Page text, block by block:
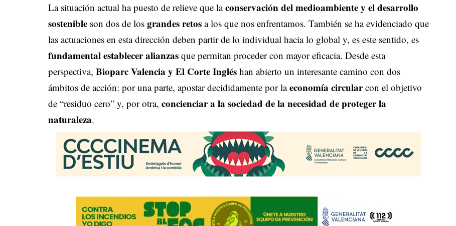
La situación actual ha puesto de relieve que laconservación del medioambiente y el desarrollo
sostenible son dos de losgrandes retos a los que nos enfrentamos. También se ha evidenciado que
las actuaciones en esta dirección deben partir de lo individual hacia lo global y, es este sentido, es
fundamental establecer alianzas que permitan proceder con mayor eficacia. Desde esta
perspectiva,BioparcValencia y El Corte Inglés han abierto un interesante camino con dos
ámbitos de acción: por una parte, apostar decididamente por laeconomía circularcon el objetivo
de “residuo cero” y, por otra,concienciar a la sociedad de la necesidad deproteger la
naturaleza.